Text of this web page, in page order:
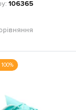
106365